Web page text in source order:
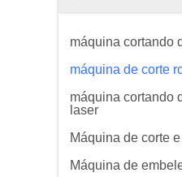
máquina cortando
máquina de corte
máquina cortando
laser
Máquina de corte
Máquina de